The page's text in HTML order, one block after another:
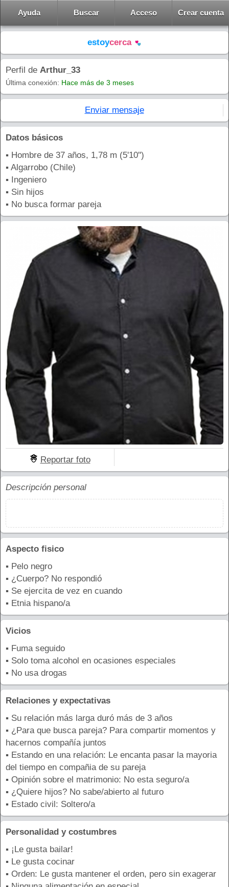
Ayuda Buscar Acceso Crear cuenta
estoycerca
Perfil de Arthur_33
Última conexión: Hace más de 3 meses
Enviar mensaje
Datos básicos
▪ Hombre de 37 años, 1,78 m (5'10'')
▪ Algarrobo (Chile)
▪ Ingeniero
▪ Sin hijos
▪ No busca formar pareja
Reportar foto
Descripción personal
Aspecto fisico
▪ Pelo negro
▪ ¿Cuerpo? No respondió
▪ Se ejercita de vez en cuando
▪ Etnia hispano/a
Vicios
▪ Fuma seguido
▪ Solo toma alcohol en ocasiones especiales
▪ No usa drogas
Relaciones y expectativas
▪ Su relación más larga duró más de 3 años
▪ ¿Para que busca pareja? Para compartir momentos y
hacernos compañía juntos
▪ Estando en una relación: Le encanta pasar la mayoria
del tiempo en compañia de su pareja
▪ Opinión sobre el matrimonio: No esta seguro/a
▪ ¿Quiere hijos? No sabe/abierto al futuro
▪ Estado civil: Soltero/a
Personalidad y costumbres
▪ ¡Le gusta bailar!
▪ Le gusta cocinar
▪ Orden: Le gusta mantener el orden, pero sin exagerar